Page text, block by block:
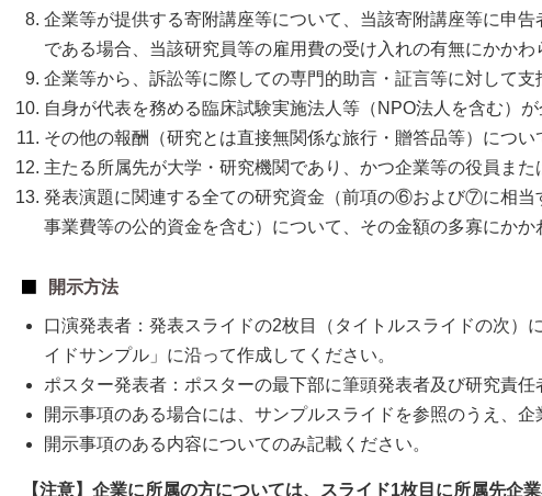
企業等が提供する寄附講座等について、当該寄附講座等に申
である場合、当該研究員等の雇用費の受け入れの有無にかかわ
企業等から、訴訟等に際しての専門的助言・証言等に対して
自身が代表を務める臨床試験実施法人等（NPO法人を含む）
その他の報酬（研究とは直接無関係な旅行・贈答品等）につ
主たる所属先が大学・研究機関であり、かつ企業等の役員ま
発表演題に関連する全ての研究資金（前項の⑥および⑦に相当
事業費等の公的資金を含む）について、その金額の多寡にかか
開示方法
口演発表者：発表スライドの2枚目（タイトルスライドの次）
イドサンプル」に沿って作成してください。
ポスター発表者：ポスターの最下部に筆頭発表者及び研究責任
開示事項のある場合には、サンプルスライドを参照のうえ、企
開示事項のある内容についてのみ記載ください。
【注意】企業に所属の方については、スライド1枚目に所属先企